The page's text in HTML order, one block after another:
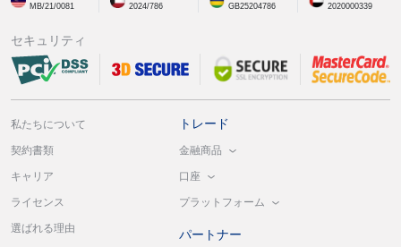
MB/21/0081
2024/786
GB25204786
2020000339
セキュリティ
私たちについて
契約書類
キャリア
ライセンス
選ばれる理由
トレード
金融商品
口座
プラットフォーム
パートナー